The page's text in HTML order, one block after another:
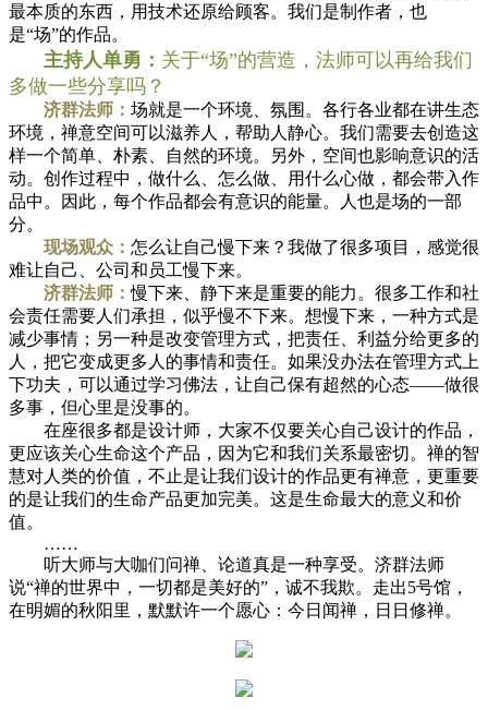
最本质的东西，用技术还原给顾客。我们是制作者，也
是“场”的作品。
主持人单勇： 关于“场”的营造，法师可以再给我们
多做一些分享吗？
济群法师： 场就是一个环境、氛围。各行各业都在讲生态
环境，禅意空间可以滋养人，帮助人静心。我们需要去创造这
样一个简单、朴素、自然的环境。另外，空间也影响意识的活
动。创作过程中，做什么、怎么做、用什么心做，都会带入作
品中。因此，每个作品都会有意识的能量。人也是场的一部
分。
现场观众： 怎么让自己慢下来？我做了很多项目，感觉很
难让自己、公司和员工慢下来。
济群法师：慢下来、静下来是重要的能力。很多工作和社
会责任需要人们承担，似乎慢不下来。想慢下来，一种方式是
减少事情；另一种是改变管理方式，把责任、利益分给更多的
人，把它变成更多人的事情和责任。如果没办法在管理方式上
下功夫，可以通过学习佛法，让自己保有超然的心态——做很
多事，但心里是没事的。
在座很多都是设计师，大家不仅要关心自己设计的作品，
更应该关心生命这个产品，因为它和我们关系最密切。禅的智
慧对人类的价值，不止是让我们设计的作品更有禅意，更重要
的是让我们的生命产品更加完美。这是生命最大的意义和价
值。
……
听大师与大咖们问禅、论道真是一种享受。济群法师
说“禅的世界中，一切都是美好的”，诚不我欺。走出5号馆，
在明媚的秋阳里，默默许一个愿心：今日闻禅，日日修禅。